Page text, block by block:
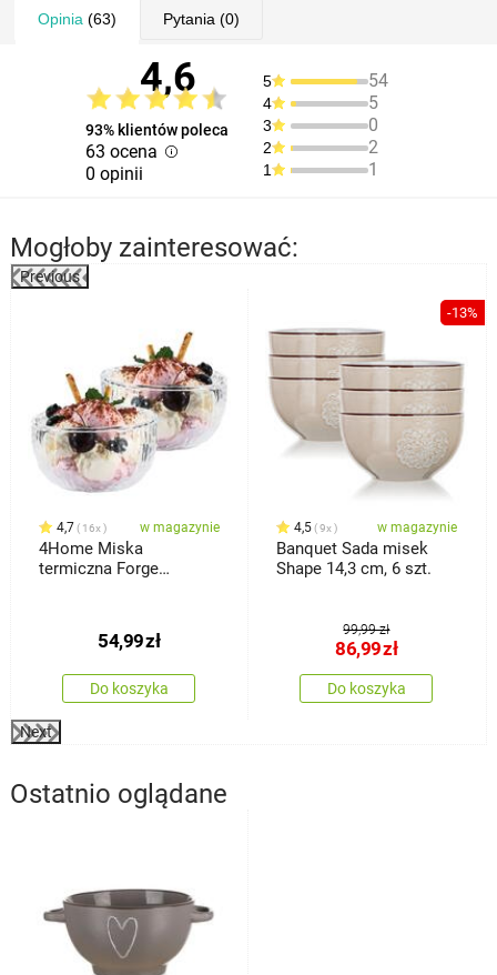
Opinia (63) Pytania (0)
4,6
93% klientów poleca
63 ocena
0 opinii
5 54
4 5
3 0
2 2
1 1
Mogłoby zainteresować:
Previous
4,7 16x w magazynie
4Home Miska
termiczna Forge
54,99zł
Do koszyka
-13%
4,5 9x w magazynie
Banquet Sada misek
Shape 14,3 cm, 6 szt.
99,99 zł
86,99zł
Do koszyka
Next
Ostatnio oglądane